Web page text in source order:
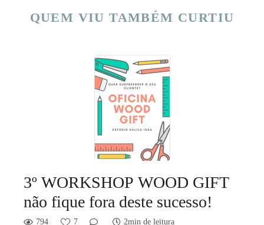
QUEM VIU TAMBÉM CURTIU
3º WORKSHOP WOOD GIFT
não fique fora deste sucesso!
794 7 2min de leitura